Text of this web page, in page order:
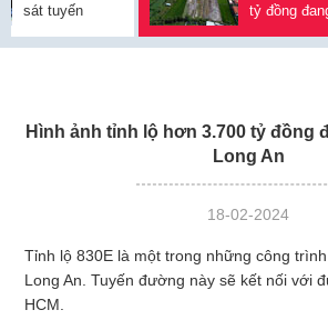
sát tuyến
tỷ đồng
Long An
Hình ảnh tỉnh lộ hơn 3.700 tỷ đồng
Long An
18-02-2024
Tỉnh lộ 830E là một trong những công
Long An. Tuyến đường này sẽ kết nối với
HCM.